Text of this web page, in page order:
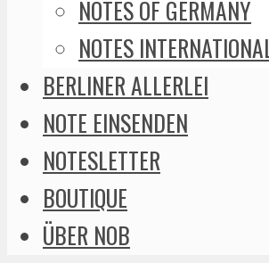
NOTES OF GERMANY
NOTES INTERNATIONAL
BERLINER ALLERLEI
NOTE EINSENDEN
NOTESLETTER
BOUTIQUE
ÜBER NOB